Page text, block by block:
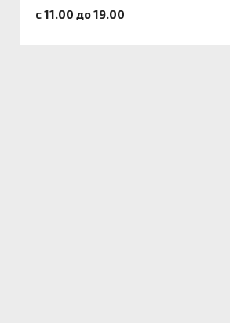
c 11.00 до 19.00